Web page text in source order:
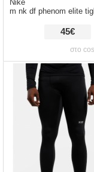
στο
Nike
m nk df phenom elite tight
45€